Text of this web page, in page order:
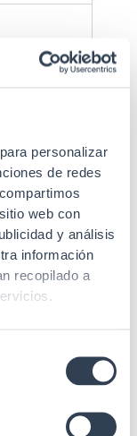
personalizar
de redes
web con
y análisis
información
recopilado a
125 µm
IEC 60754,
2, Telcordia